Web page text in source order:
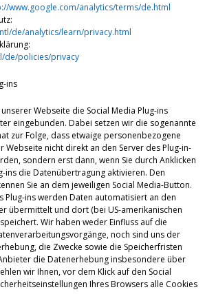
www.google.com/analytics/terms/de.html
de/analytics/learn/privacy.html
de/policies/privacy
ins
Webseite die Social Media Plug-ins
eingebunden. Dabei setzen wir die sogenannte
zur Folge, dass etwaige personenbezogene
Webseite nicht direkt an den Server des Plug-in-
sondern erst dann, wenn Sie durch Anklicken
ins die Datenübertragung aktivieren. Den
Sie an dem jeweiligen Social Media-Button.
Plug-ins werden Daten automatisiert an den
übermittelt und dort (bei US-amerikanischen
Wir haben weder Einfluss auf die
noch sind uns der
die Zwecke sowie die Speicherfristen
die Datenerhebung insbesondere über
wir Ihnen, vor dem Klick auf den Social
Ihres Browsers alle Cookies